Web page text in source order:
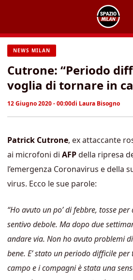
contenuto
NEWS MILAN
Cutrone: “Periodo
voglia di tornare in
12 Giugno 2020 - 00:00di Laura Bisogno
Patrick Cutrone, ex attaccante
ai microfoni di AFPdella ripresa
l’emergenza Coronavirus e della
virus. Ecco le sue parole:
“Ho avuto un po’ di febbre, tosse
sentivo debole. Ma dopo due
andare via. Non ho avuto problemi
bene. E’ stato un periodo difficile
campo e i compagni è stata una